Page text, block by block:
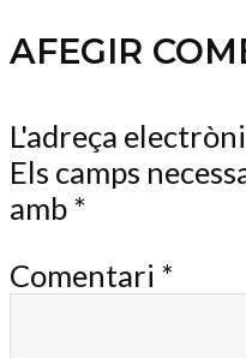
AFEGIR
L'adreça
Els camps
amb *
Comentari *